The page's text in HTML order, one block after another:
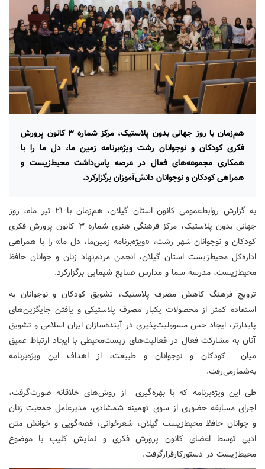
هم‌زمان با روز جهانی بدون پلاستیک، مرکز شماره ۳ کانون پرورش
فکری کودکان و نوجوانان رشت ویژه‌برنامه‌ زمین ما، دل ما را با
همکاری مجموعه‌های فعال در عرصه پاس‌داشت محیط‌زیست و
همراهی کودکان و نوجوانان دانش‌آموزان برگزارکرد.
به گزارش روابط‌عمومی کانون استان گیلان، هم‌زمان با ۲۱ تیر ماه، روز
جهانی بدون پلاستیک، مرکز فرهنگی هنری شماره ۳ کانون پرورش فکری
کودکان و نوجوانان شهر رشت، «ویژه‌برنامه زمین‌ما، دل ما» را با همراهی
اداره‌کل محیط‌زیست استان گیلان، انجمن مردم‌نهاد زنان و جوانان حافظ
محیط‌زیست، مدرسه سما و مدارس صنایع شیمایی برگزارکرد.
ترویج فرهنگ کاهش مصرف پلاستیک، تشویق کودکان و نوجوانان به
استفاده کمتر از محصولات یکبار مصرف پلاستیکی و یافتن جایگزین‌های
پایدارتر، ایجاد حس مسوولیت‌پذیری در آینده‌سازان ایران اسلامی و تشویق
آنان به مشارکت فعال در فعالیت‌های زیست‌محیطی با ایجاد ارتباط عمیق
میان کودکان و نوجوانان و طبیعت، از اهداف این ویژه‌برنامه
به‌شمارمی‌رفت.
طی این ویژه‌برنامه که با بهره‌گیری از روش‌های خلاقانه‌ صورت‌گرفت،
اجرای مسابقه حضوری از سوی تهمینه شمشادی، مدیرعامل جمعیت زنان
و جوانان حافظ محیط‌زیست گیلان، شعرخوانی، قصه‌گویی و خوانش متن
ادبی توسط اعضای کانون پرورش فکری و نمایش کلیپ با موضوع
محیط‌زیست در دستورکارقرارگرفت.